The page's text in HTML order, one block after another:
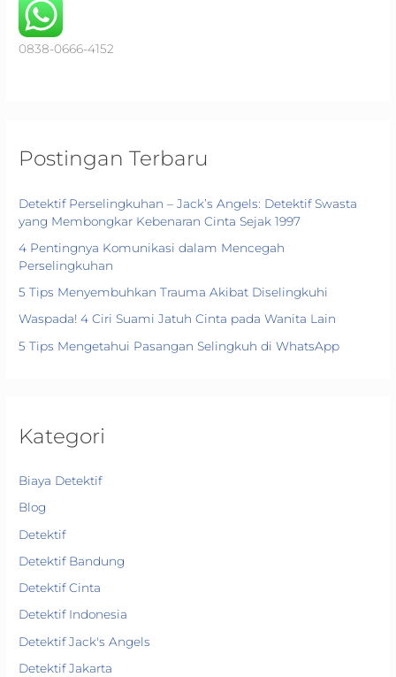
o
r
0838-0666-4152
Postingan Terbaru
Detektif Perselingkuhan – Jack’s Angels: Detektif Swasta
yang Membongkar Kebenaran Cinta Sejak 1997
4 Pentingnya Komunikasi dalam Mencegah
Perselingkuhan
5 Tips Menyembuhkan Trauma Akibat Diselingkuhi
Waspada! 4 Ciri Suami Jatuh Cinta pada Wanita Lain
5 Tips Mengetahui Pasangan Selingkuh di WhatsApp
Kategori
Biaya Detektif
Blog
Detektif
Detektif Bandung
Detektif Cinta
Detektif Indonesia
Detektif Jack's Angels
Detektif Jakarta